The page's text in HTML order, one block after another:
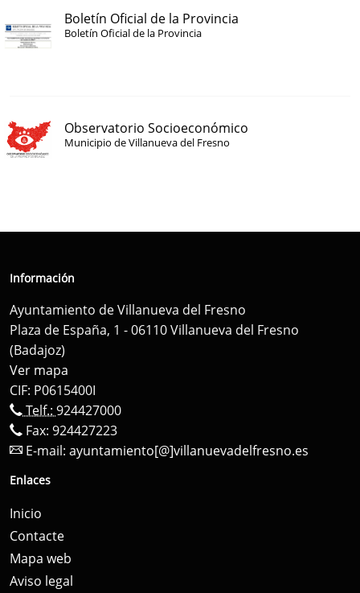
Boletín Oficial de la Provincia
Boletín Oficial de la Provincia
Observatorio Socioeconómico
Municipio de Villanueva del Fresno
Información
Ayuntamiento de Villanueva del Fresno
Plaza de España, 1 - 06110 Villanueva del Fresno
(Badajoz)
Ver mapa
CIF: P0615400I
Telf.: 924427000
Fax: 924427223
E-mail: ayuntamiento[@]villanuevadelfresno.es
Enlaces
Inicio
Contacte
Mapa web
Aviso legal